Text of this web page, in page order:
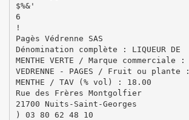
$%&'
6
!
Pagès Védrenne SAS
Dénomination complète : LIQUEUR DE
MENTHE VERTE / Marque commerciale :
VEDRENNE - PAGES / Fruit ou plante :
MENTHE / TAV (% vol) : 18.00
Rue des Frères Montgolfier
21700 Nuits-Saint-Georges
) 03 80 62 48 10